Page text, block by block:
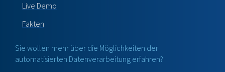
Live Demo
Fakten
Sie wollen mehr über die Möglichkeiten der
automatisierten Datenverarbeitung erfahren?